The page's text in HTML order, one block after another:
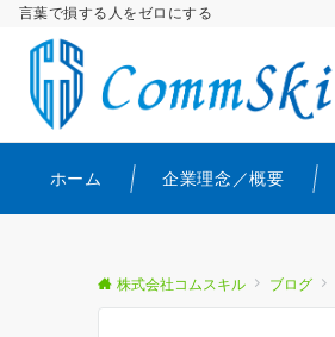
言葉で損する人をゼロにする
ホーム 企業理念／概要
株式会社コムスキル ブログ